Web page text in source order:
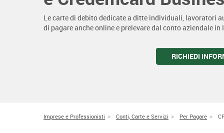
Le carte di debito dedicate a ditte individuali, lavoratori
di pagare anche online e prelevare dal conto aziendale in
RICHIEDI
Imprese e Professionisti Conti, Carte e Servizi Per Pagare